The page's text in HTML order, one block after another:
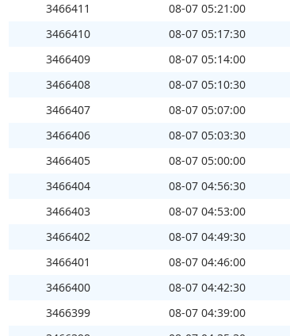
3466411
08-07 05:21:00
3466410
08-07 05:17:30
3466409
08-07 05:14:00
3466408
08-07 05:10:30
3466407
08-07 05:07:00
3466406
08-07 05:03:30
3466405
08-07 05:00:00
3466404
08-07 04:56:30
3466403
08-07 04:53:00
3466402
08-07 04:49:30
3466401
08-07 04:46:00
3466400
08-07 04:42:30
3466399
08-07 04:39:00